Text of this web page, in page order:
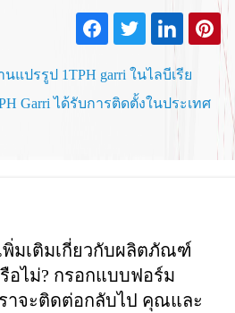
แปรรูป 1TPH garri ในไลบีเรีย
Garri ได้รับการติดตั้งในประเทศ
พิ่มเติมเกี่ยวกับผลิตภัณฑ์
อไม่? กรอกแบบฟอร์ม
าจะติดต่อกลับไป คุณและ